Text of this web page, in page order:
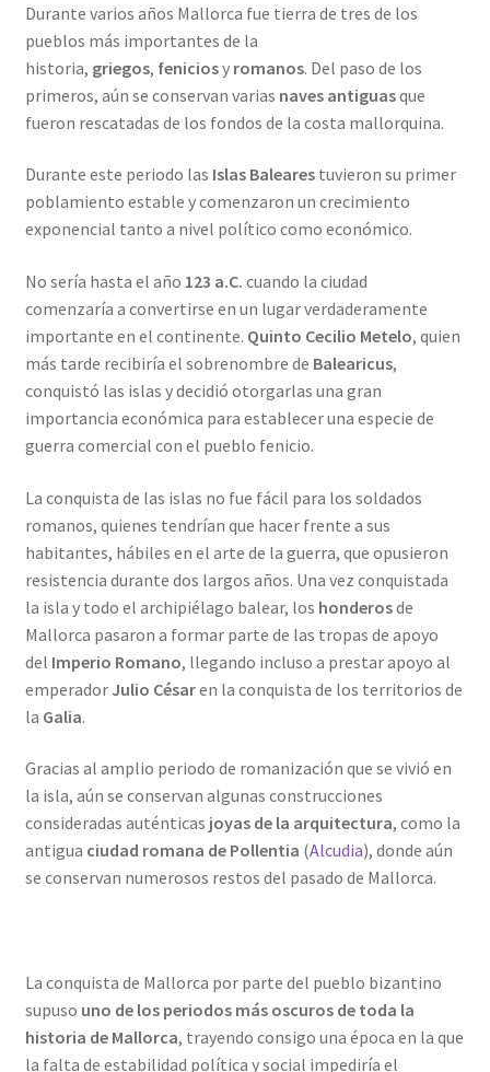
Durante varios años Mallorca fue tierra de tres de los
pueblos más importantes de la
historia, griegos, feniciosyromanos. Del paso de los
primeros, aún se conservan varias naves antiguasque
fueron rescatadas de los fondos de la costa mallorquina.
Durante este periodo las Islas Balearestuvieron su primer
poblamiento estable y comenzaron un crecimiento
exponencial tanto a nivel político como económico.
No sería hasta el año 123 a.C. cuando la ciudad
comenzaría a convertirse en un lugar verdaderamente
importante en el continente. Quinto Cecilio Metelo, quien
más tarde recibiría el sobrenombre de Balearicus,
conquistó las islas y decidió otorgarlas una gran
importancia económica para establecer una especie de
guerra comercial con el pueblo fenicio.
La conquista de las islas no fue fácil para los soldados
romanos, quienes tendrían que hacer frente a sus
habitantes, hábiles en el arte de la guerra, que opusieron
resistencia durante dos largos años. Una vez conquistada
la isla y todo el archipiélago balear, los honderosde
Mallorca pasaron a formar parte de las tropas de apoyo
del Imperio Romano, llegando incluso a prestar apoyo al
emperador Julio Césaren la conquista de los territorios de
la Galia.
Gracias al amplio periodo de romanización que se vivió en
la isla, aún se conservan algunas construcciones
consideradas auténticas joyas de la arquitectura, como la
antigua ciudad romana de Pollentia (Alcudia), donde aún
se conservan numerosos restos del pasado de Mallorca.
La conquista de Mallorca por parte del pueblo bizantino
supuso uno de los periodos más oscuros de toda la
historia de Mallorca, trayendo consigo una época en la que
la falta de estabilidad política y social impediría el